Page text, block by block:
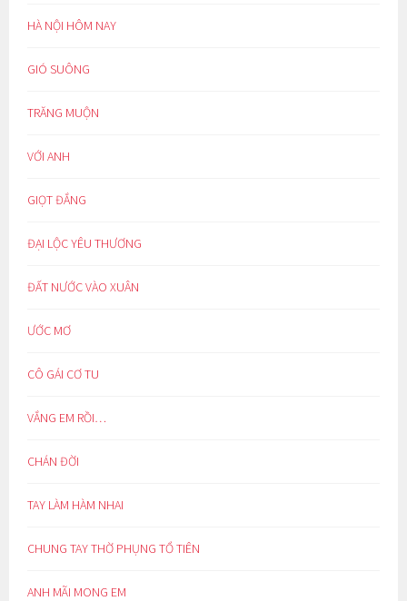
HÀ NỘI HÔM NAY
GIÓ SUÔNG
TRĂNG MUỘN
VỚI ANH
GIỌT ĐẮNG
ĐẠI LỘC YÊU THƯƠNG
ĐẤT NƯỚC VÀO XUÂN
ƯỚC MƠ
CÔ GÁI CƠ TU
VẮNG EM RỒI…
CHÁN ĐỜI
TAY LÀM HÀM NHAI
CHUNG TAY THỜ PHỤNG TỔ TIÊN
ANH MÃI MONG EM